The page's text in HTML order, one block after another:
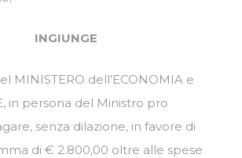
INGIUNGE
MINISTERO dell’ECONOMIA e
in persona del Ministro pro
senza dilazione, in favore di
di € 2.800,00 oltre alle spese